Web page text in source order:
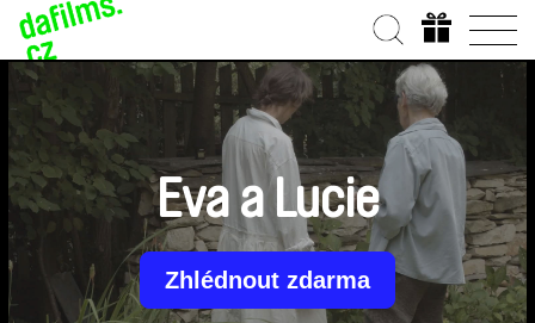
Eva a Lucie
Zhlédnout zdarma